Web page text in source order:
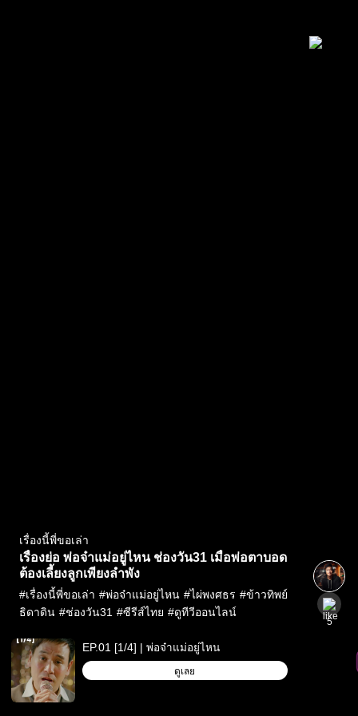
เรื่องนี้พี่ขอเล่า
เรื่องย่อ พ่อจ๋าแม่อยู่ไหน ช่องวัน31 เมื่อพ่อตาบอด
ต้องเลี้ยงลูกเพียงลำพัง
#เรื่องนี้พี่ขอเล่า #พ่อจ๋าแม่อยู่ไหน #ไผ่พงศธร #ข้าวทิพย์
ธิดาดิน #ช่องวัน31 #ซีรีส์ไทย #ดูทีวีออนไลน์
EP.01 [1/4] | พ่อจ๋าแม่อยู่ไหน
ดูเลย
5